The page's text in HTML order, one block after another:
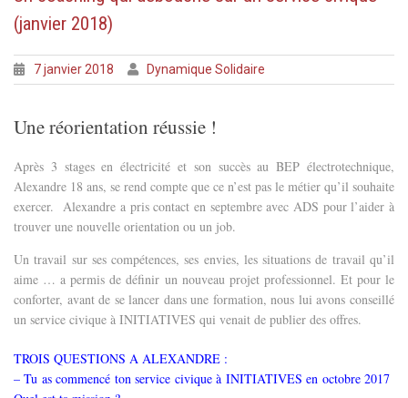
(janvier 2018)
7 janvier 2018 Dynamique Solidaire
Une réorientation réussie !
Après 3 stages en électricité et son succès au BEP électrotechnique,
Alexandre 18 ans, se rend compte que ce n’est pas le métier qu’il souhaite
exercer. Alexandre a pris contact en septembre avec ADS pour l’aider à
trouver une nouvelle orientation ou un job.
Un travail sur ses compétences, ses envies, les situations de travail qu’il
aime … a permis de définir un nouveau projet professionnel. Et pour le
conforter, avant de se lancer dans une formation, nous lui avons conseillé
un service civique à INITIATIVES qui venait de publier des offres.
TROIS QUESTIONS A ALEXANDRE :
– Tu as commencé ton service civique à INITIATIVES en octobre 2017